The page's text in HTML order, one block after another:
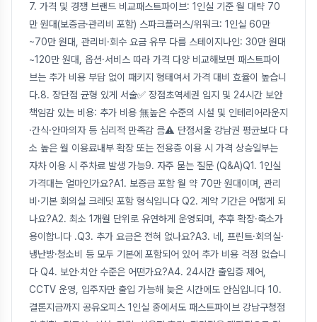
7. 가격 및 경쟁 브랜드 비교패스트파이브: 1인실 기준 월 대략 70
만 원대(보증금·관리비 포함) 스파크플러스/위워크: 1인실 60만
~70만 원대, 관리비·회수 요금 유무 다름 스테이지나인: 30만 원대
~120만 원대, 옵션·서비스 따라 가격 다양 비교해보면 패스트파이
브는 추가 비용 부담 없이 패키지 형태여서 가격 대비 효율이 높습니
다.8. 장단점 균형 있게 서술✅ 장점초역세권 입지 및 24시간 보안
책임감 있는 비용: 추가 비용 無높은 수준의 시설 및 인테리어라운지
·간식·안마의자 등 심리적 만족감 큼⚠️ 단점서울 강남권 평균보다 다
소 높은 월 이용료내부 확장 또는 전용층 이용 시 가격 상승일부는
자차 이용 시 주차료 발생 가능9. 자주 묻는 질문 (Q&A)Q1. 1인실
가격대는 얼마인가요?A1. 보증금 포함 월 약 70만 원대이며, 관리
비·기본 회의실 크레딧 포함 형식입니다 Q2. 계약 기간은 어떻게 되
나요?A2. 최소 1개월 단위로 유연하게 운영되며, 추후 확장·축소가
용이합니다 .Q3. 추가 요금은 전혀 없나요?A3. 네, 프린트·회의실·
냉난방·청소비 등 모두 기본에 포함되어 있어 추가 비용 걱정 없습니
다 Q4. 보안·치안 수준은 어떤가요?A4. 24시간 출입증 제어,
CCTV 운영, 입주자만 출입 가능해 늦은 시간에도 안심입니다 10.
결론지금까지 공유오피스 1인실 중에서도 패스트파이브 강남구청점